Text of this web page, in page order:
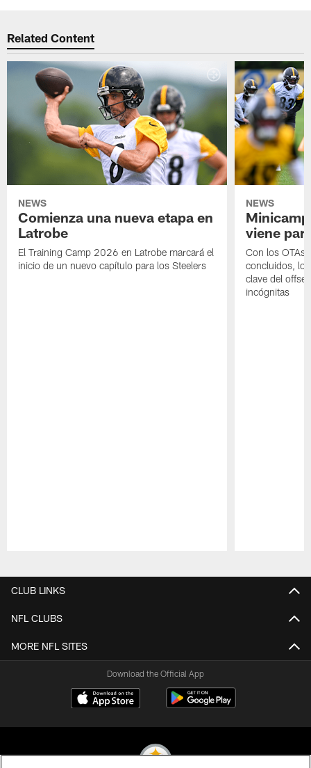
Related Content
NEWS
Comienza una nueva etapa en
Latrobe
El Training Camp 2026 en Latrobe marcará el
inicio de un nuevo capítulo para los Steelers
NEWS
viene
Con los OTAs
concluidos,
clave del
incógnitas
CLUB LINKS
NFL CLUBS
MORE NFL SITES
Download the Official App